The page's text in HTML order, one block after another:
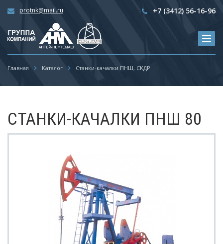
+7 (3412) 56-16-96
protnk@mail.ru
Главная Каталог Станки-качалки ПНШ, СКДР
СТАНКИ-КАЧАЛКИ ПНШ 80